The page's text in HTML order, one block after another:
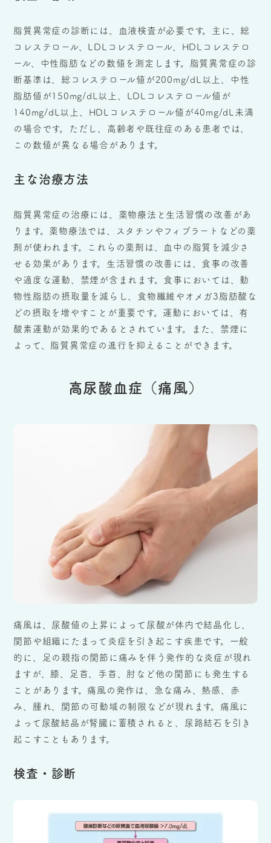
脂質異常症の診断には、血液検査が必要です。主に、総
コレステロール、LDLコレステロール、HDLコレステロ
ール、中性脂肪などの数値を測定します。脂質異常症の診
断基準は、総コレステロール値が200mg/dL以上、中性
脂肪値が150mg/dL以上、LDLコレステロール値が
140mg/dL以上、HDLコレステロール値が40mg/dL未満
の場合です。ただし、高齢者や既往症のある患者では、
この数値が異なる場合があります。
主な治療方法
脂質異常症の治療には、薬物療法と生活習慣の改善があ
ります。薬物療法では、スタチンやフィブラートなどの薬
剤が使われます。これらの薬剤は、血中の脂質を減少さ
せる効果があります。生活習慣の改善には、食事の改善
や適度な運動、禁煙が含まれます。食事においては、動
物性脂肪の摂取量を減らし、食物繊維やオメガ3脂肪酸な
どの摂取を増やすことが重要です。運動においては、有
酸素運動が効果的であるとされています。また、禁煙に
よって、脂質異常症の進行を抑えることができます。
高尿酸血症（痛風）
痛風は、尿酸値の上昇によって尿酸が体内で結晶化し、
関節や組織にたまって炎症を引き起こす疾患です。一般
的に、足の親指の関節に痛みを伴う発作的な炎症が現れ
ますが、膝、足首、手首、肘など他の関節にも発生する
ことがあります。痛風の発作は、急な痛み、熱感、赤
み、腫れ、関節の可動域の制限などが現れます。痛風に
よって尿酸結晶が腎臓に蓄積されると、尿路結石を引き
起こすこともあります。
検査・診断